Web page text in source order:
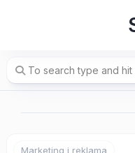
Marketing i reklama